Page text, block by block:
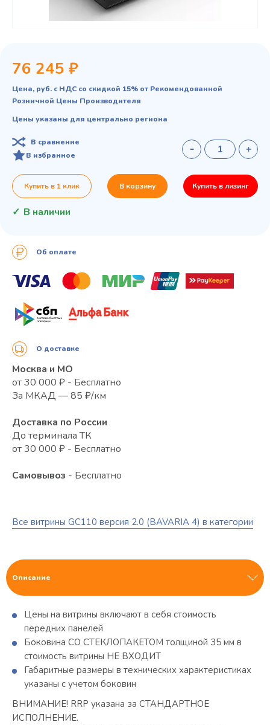
Все витрины GC110 версия 2.0 (BAVARIA 4) в категории
76 245 ₽
Цена, руб. с НДС со скидкой 15% от Рекомендованной
Розничной Цены Производителя
Цены указаны для центрально региона
В сравнение
В избранное
Купить в 1 клик В корзину Купить в лизинг
В наличии
Об оплате
О доставке
Москва и МО
от 30 000 ₽ - Бесплатно
За МКАД — 85 ₽/км
Доставка по России
До терминала ТК
от 30 000 ₽ - Бесплатно
Самовывоз - Бесплатно
Описание
Цены на витрины включают в себя стоимость
передних панелей
Боковина СО СТЕКЛОПАКЕТОМ толщиной 35 мм в
стоимость витрины НЕ ВХОДИТ
Габаритные размеры в технических характеристиках
указаны с учетом боковин
ВНИМАНИЕ! RRP указана за СТАНДАРТНОЕ
ИСПОЛНЕНИЕ.